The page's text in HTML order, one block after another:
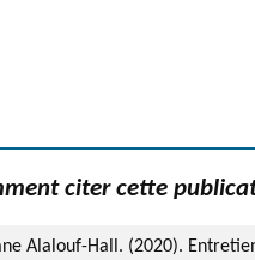
citer cette
Alalouf-Hall. (2020).